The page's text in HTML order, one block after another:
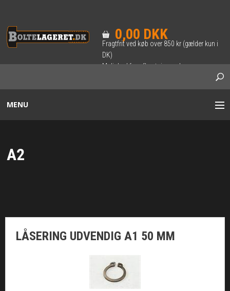
0,00 DKK
Fragtfrit ved køb over 850 kr (gælder kun i
DK)
Mulighed for afhentning ved
MENU
TRÆ-SKRUER & BRÆDDEBOLTE
A2
LÅSERING UDVENDIG A1 50 MM